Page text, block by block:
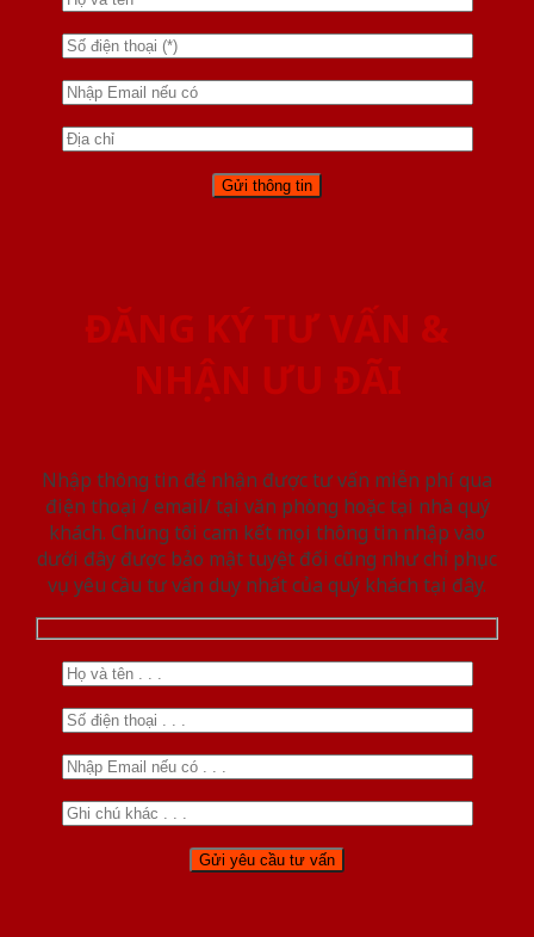
ĐĂNG KÝ TƯ VẤN &
NHẬN ƯU ĐÃI
Nhập thông tin để nhận được tư vấn miễn phí qua
điện thoại / email/ tại văn phòng hoặc tại nhà quý
khách. Chúng tôi cam kết mọi thông tin nhập vào
dưới đây được bảo mật tuyệt đối cũng như chỉ phục
vụ yêu cầu tư vấn duy nhất của quý khách tại đây.